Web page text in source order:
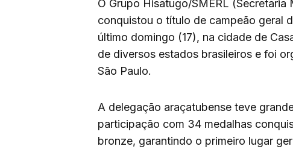
O Grupo Hisatugo/SMERL
conquistou o título de campeão geral
último domingo (17), na cidade de
de diversos estados brasileiros e foi
São Paulo.
A delegação araçatubense teve
participação com 34 medalhas
bronze, garantindo o primeiro lugar